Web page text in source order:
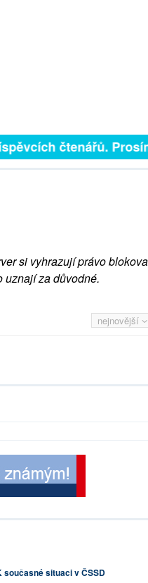
čtenářů.
si vyhrazují právo
uznají za důvodné.
nejnovější
současné situaci v ČSSD